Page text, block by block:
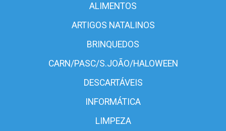
ALIMENTOS
ARTIGOS NATALINOS
BRINQUEDOS
CARN/PASC/S.JOÃO/HALOWEEN
DESCARTÁVEIS
INFORMÁTICA
LIMPEZA